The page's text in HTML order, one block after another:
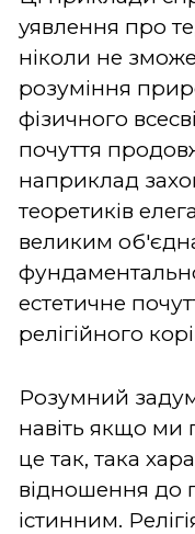
уявлення про
ніколи не
розуміння
фізичного
почуття
наприклад
теоретиків
великим
естетичне
релігійного
Розумний задум
навіть якщо
це так, така
відношення до
істинним.